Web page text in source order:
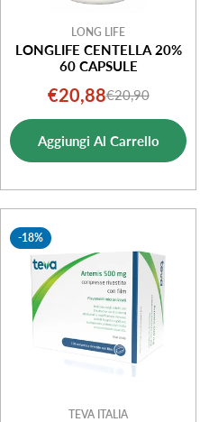
LONG LIFE
LONGLIFE CENTELLA 20%
60 CAPSULE
Prezzo
di
vendita
€20,88Prezzo
normale
€20,90
Aggiungi Al Carrello
-18%
TEVA ITALIA